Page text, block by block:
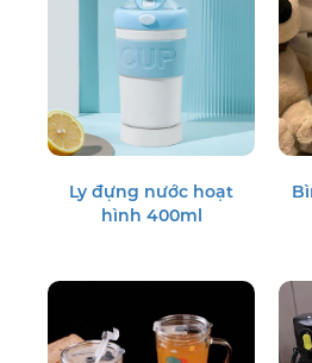
Ly đựng nước hoạt
hình 400ml